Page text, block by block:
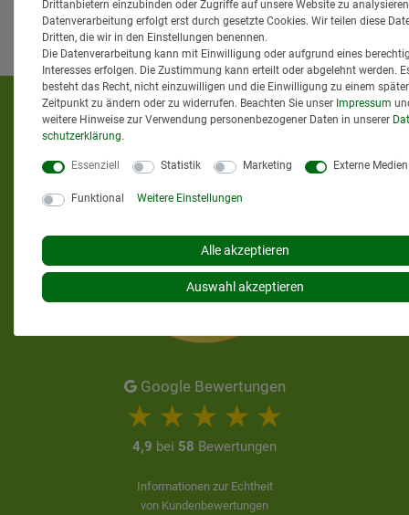
KUNDENMEINUNGEN
Google Bewertungen
4,9 bei 58 Bewertungen
Informationen zur Echtheit
von Kundenbewertungen
Drittanbietern einzubinden oder Zugriffe auf unsere Website zu
Datenverarbeitung erfolgt erst durch gesetzte Cookies. Wir teilen diese
Dritten, die wir in den Einstellungen benennen.
Die Datenverarbeitung kann mit Einwilligung oder aufgrund eines
Interesses erfolgen. Die Zustimmung kann erteilt oder abgelehnt werden.
besteht das Recht, nicht einzuwilligen und die Einwilligung zu einem
Zeitpunkt zu ändern oder zu widerrufen. Beachten Sie unser Impressum
weitere Hinweise zur Verwendung personenbezogener Daten in unserer
schutz­erklärung.
Essenziell Statistik Marketing Externe Medien
Funktional Weitere Einstellungen
Alle akzeptieren
Auswahl akzeptieren